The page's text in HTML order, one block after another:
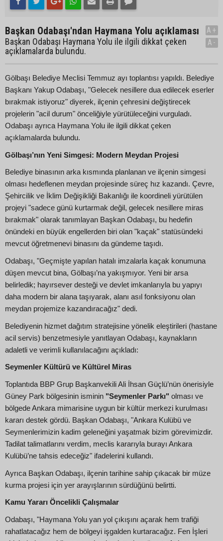
Başkan Odabaşı'ndan Haymana Yolu açıklaması
Başkan Odabaşı Haymana Yolu ile ilgili dikkat çeken
açıklamalarda bulundu.
A+
A-
Gölbaşı Belediye Meclisi Temmuz ayı toplantısı yapıldı. Belediye
Başkanı Yakup Odabaşı, "Gelecek nesillere dua edilecek eserler
bırakmak istiyoruz" diyerek, ilçenin çehresini değiştirecek
projelerin "acil durum" önceliğiyle yürütüleceğini vurguladı.
Odabaşı ayrıca Haymana Yolu ile ilgili dikkat çeken
açıklamalarda bulundu.
Gölbaşı’nın Yeni Simgesi: Modern Meydan Projesi
Belediye binasının arka kısmında planlanan ve ilçenin simgesi
olması hedeflenen meydan projesinde süreç hız kazandı. Çevre,
Şehircilik ve İklim Değişikliği Bakanlığı ile koordineli yürütülen
projeyi "sadece günü kurtarmak değil, gelecek nesillere miras
bırakmak" olarak tanımlayan Başkan Odabaşı, bu hedefin
önündeki en büyük engellerden biri olan "kaçak" statüsündeki
mevcut öğretmenevi binasını da gündeme taşıdı.
Odabaşı, "Geçmişte yapılan hatalı imzalarla kaçak konumuna
düşen mevcut bina, Gölbaşı’na yakışmıyor. Yeni bir arsa
belirledik; hayırsever desteği ve devlet imkanlarıyla bu yapıyı
daha modern bir alana taşıyarak, alanı asıl fonksiyonu olan
meydan projemize kazandıracağız" dedi.
Belediyenin hizmet dağıtım stratejisine yönelik eleştirileri (hastane
acil servis) benzetmesiyle yanıtlayan Odabaşı, kaynakların
adaletli ve verimli kullanılacağını açıkladı:
Seymenler Kültürü ve Kültürel Miras
Toplantıda BBP Grup Başkanvekili Ali İhsan Güçlü’nün önerisiyle
Güney Park bölgesinin isminin "Seymenler Parkı" olması ve
bölgede Ankara mimarisine uygun bir kültür merkezi kurulması
kararı destek gördü. Başkan Odabaşı, "Ankara Kulübü ve
Seymenlerimizin kadim geleneğini yaşatmak bizim görevimizdir.
Tadilat talimatlarını verdim, meclis kararıyla burayı Ankara
Kulübü’ne tahsis edeceğiz" ifadelerini kullandı.
Ayrıca Başkan Odabaşı, ilçenin tarihine sahip çıkacak bir müze
kurma projesi için yer arayışlarının sürdüğünü belirtti.
Kamu Yararı Öncelikli Çalışmalar
Odabaşı, "Haymana Yolu yan yol çıkışını açarak hem trafiği
rahatlatacağız hem de bölgeyi işgalden kurtaracağız. Fen İşleri